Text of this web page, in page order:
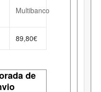
Multibanco
89,80€
de